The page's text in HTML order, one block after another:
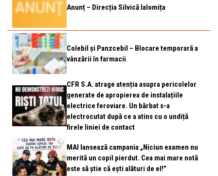
Anunț – Direcția Silvică Ialomița
Colebil și Panzcebil – Blocare temporară a
vânzării în farmacii
CFR S.A. atrage atenția asupra pericolelor
generate de apropierea de instalațiile
electrice feroviare. Un bărbat s-a
electrocutat după ce a atins cu o undiță
firele liniei de contact
MAI lansează campania „Niciun examen nu
merită un copil pierdut. Cea mai mare notă
este să știe că ești alături de el!”